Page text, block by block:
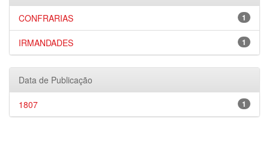
1
CONFRARIAS
1
IRMANDADES
Data de Publicação
1
1807